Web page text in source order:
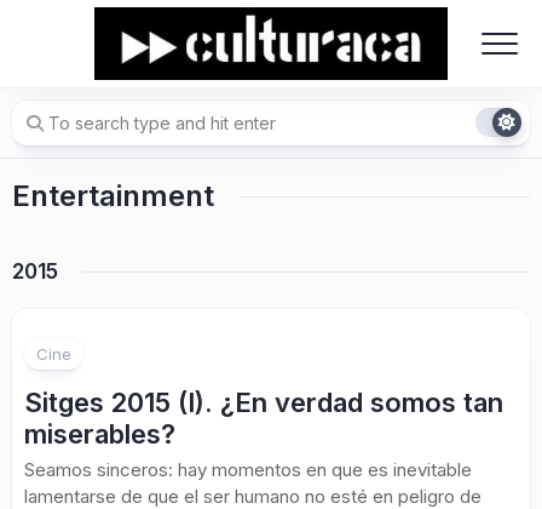
Entertainment
2015
Cine
Sitges 2015 (I). ¿En verdad somos tan
miserables?
Seamos sinceros: hay momentos en que es inevitable
lamentarse de que el ser humano no esté en peligro de